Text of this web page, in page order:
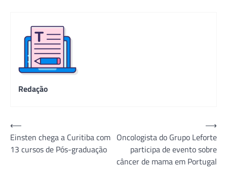
Redação
Navegação
de
Post
⟵
Einsten chega a Curitiba com
13 cursos de Pós-graduação
Oncologista do Grupo Leforte
participa de evento sobre
câncer de mama em Portugal
⟶